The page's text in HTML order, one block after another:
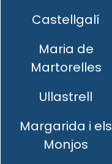
Castellgalí
Maria de
Martorelles
Ullastrell
Margarida i els
Monjos